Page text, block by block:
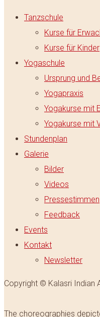
Tanzschule
Kurse für
Kurse für Kinder
Yogaschule
Ursprung und
Yogapraxis
Yogakurse mit
Yogakurse mit
Stundenplan
Galerie
Bilder
Videos
Pressestimmen
Feedback
Events
Kontakt
Newsletter
Copyright © Kalasri Indian
The choreographies